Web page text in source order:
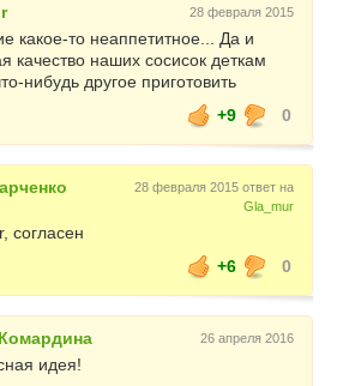
28 февраля 2015
какое-то неаппетитное... Да и
качество наших сосисок деткам
нибудь другое приготовить
+9
0
28 февраля 2015 ответ на
Gla_mur
согласен
+6
0
26 апреля 2016
идея!